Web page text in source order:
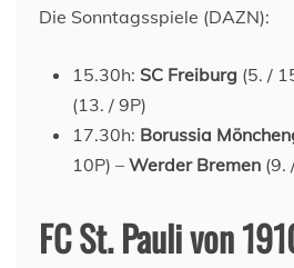
Die Sonntagsspiele (DAZN):
15.30h: SC Freiburg (5. /
(13. / 9P)
17.30h: Borussia
10P) – Werder Bremen (9.
FC St. Pauli von